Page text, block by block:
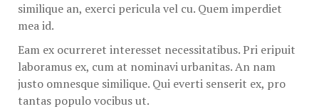
similique an, exerci pericula vel cu. Quem imperdiet
mea id.
Eam ex ocurreret interesset necessitatibus. Pri eripuit
laboramus ex, cum at nominavi urbanitas. An nam
justo omnesque similique. Qui everti senserit ex, pro
tantas populo vocibus ut.